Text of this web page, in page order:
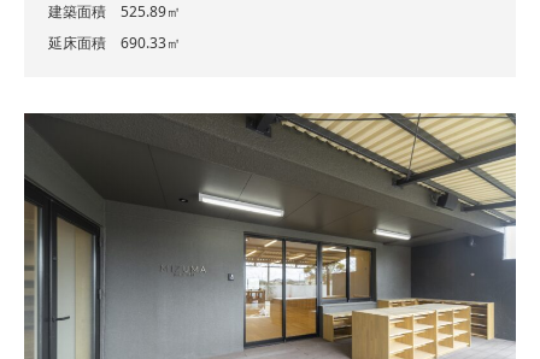
建築面積 525.89㎡
延床面積 690.33㎡